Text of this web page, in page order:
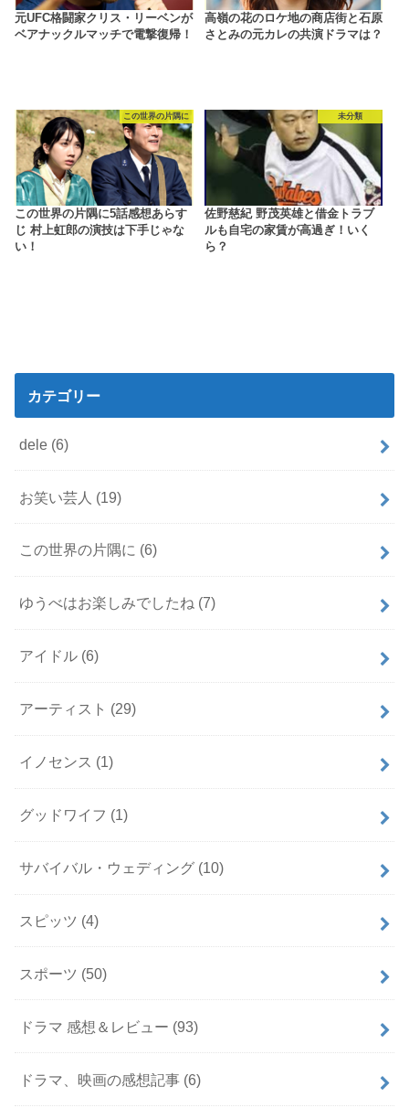
元UFC格闘家クリス・リーベンが
ベアナックルマッチで電撃復帰！
高嶺の花のロケ地の商店街と石原
さとみの元カレの共演ドラマは？
この世界の片隅に
この世界の片隅に5話感想あらす
じ 村上虹郎の演技は下手じゃな
い！
未分類
佐野慈紀 野茂英雄と借金トラブ
ルも自宅の家賃が高過ぎ！いく
ら？
カテゴリー
dele (6)
お笑い芸人 (19)
この世界の片隅に (6)
ゆうべはお楽しみでしたね (7)
アイドル (6)
アーティスト (29)
イノセンス (1)
グッドワイフ (1)
サバイバル・ウェディング (10)
スピッツ (4)
スポーツ (50)
ドラマ 感想＆レビュー (93)
ドラマ、映画の感想記事 (6)